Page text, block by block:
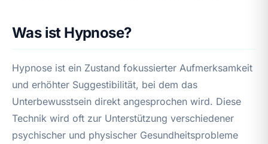
Was ist Hypnose?
Hypnose ist ein Zustand fokussierter Aufmerksamkeit
und erhöhter Suggestibilität, bei dem das
Unterbewusstsein direkt angesprochen wird. Diese
Technik wird oft zur Unterstützung verschiedener
psychischer und physischer Gesundheitsprobleme